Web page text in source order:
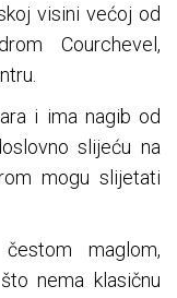
visini većoj od
Courchevel,
i ima nagib od
slijeću na
mogu slijetati
maglom,
nema klasičnu